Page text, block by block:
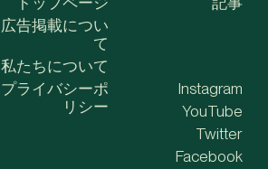
広告掲載につい
て
私たちについて
プライバシーポ
リシー
Instagram
YouTube
Twitter
Facebook